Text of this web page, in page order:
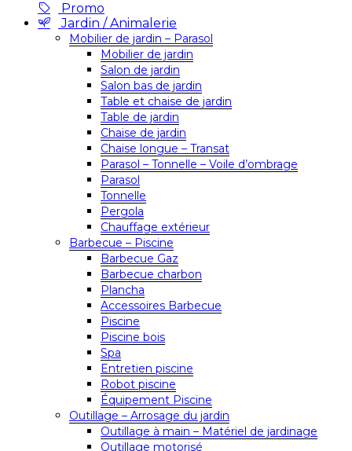
Promo
Jardin / Animalerie
Mobilier de jardin – Parasol
Mobilier de jardin
Salon de jardin
Salon bas de jardin
Table et chaise de jardin
Table de jardin
Chaise de jardin
Chaise longue – Transat
Parasol – Tonnelle – Voile d’ombrage
Parasol
Tonnelle
Pergola
Chauffage extérieur
Barbecue – Piscine
Barbecue Gaz
Barbecue charbon
Plancha
Accessoires Barbecue
Piscine
Piscine bois
Spa
Entretien piscine
Robot piscine
Équipement Piscine
Outillage – Arrosage du jardin
Outillage à main – Matériel de jardinage
Outillage motorisé